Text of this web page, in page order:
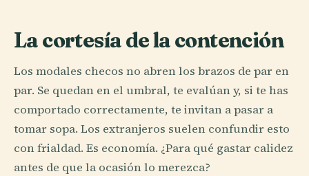
La cortesía de la contención
Los modales checos no abren los brazos de par en
par. Se quedan en el umbral, te evalúan y, si te has
comportado correctamente, te invitan a pasar a
tomar sopa. Los extranjeros suelen confundir esto
con frialdad. Es economía. ¿Para qué gastar calidez
antes de que la ocasión lo merezca?